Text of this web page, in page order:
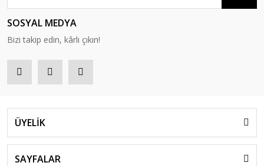
SOSYAL MEDYA
Bizi takip edin, kârlı çıkın!
ÜYELİK
SAYFALAR